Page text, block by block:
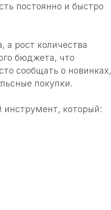
постоянно и быстро
а рост количества
бюджета, что
сообщать о новинках,
покупки.
инструмент, который: